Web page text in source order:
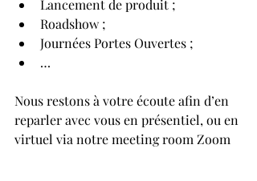
Lancement de produit ;
Roadshow ;
Journées Portes Ouvertes ;
…
Nous restons à votre écoute afin d’en
reparler avec vous en présentiel, ou en
virtuel via notre meeting room Zoom